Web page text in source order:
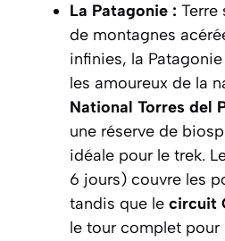
La Patagonie : Terre
de montagnes
infinies, la
les amoureux de la
National Torres del
une réserve de
idéale pour le trek.
6 jours) couvre les
tandis que le circuit
le tour complet pour